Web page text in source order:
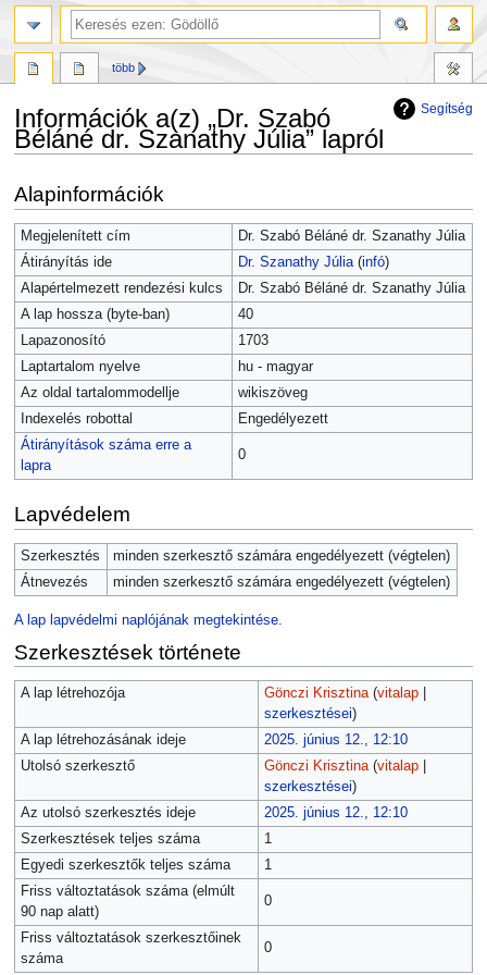
Segítség
Információk a(z) „Dr. Szabó
Béláné dr. Szanathy Júlia” lapról
a
navigációhoz
a
kereséshez
Alapinformációk
Megjelenített cím
Dr. Szabó Béláné dr. Szanathy Júlia
Átirányítás ide
Dr. Szanathy Júlia(infó)
Alapértelmezett rendezési kulcs
Dr. Szabó Béláné dr. Szanathy Júlia
A lap hossza (byte-ban)
40
Lapazonosító
1703
Laptartalom nyelve
hu - magyar
Az oldal tartalommodellje
wikiszöveg
Indexelés robottal
Engedélyezett
Átirányítások száma erre a
lapra
0
Lapvédelem
Szerkesztés
minden szerkesztő számára engedélyezett (végtelen)
Átnevezés
minden szerkesztő számára engedélyezett (végtelen)
A lap lapvédelmi naplójának megtekintése.
Szerkesztések története
A lap létrehozója Gönczi Krisztina (vitalap|
szerkesztései)
A lap létrehozásának ideje
2025. június 12., 12:10
Utolsó szerkesztő
Gönczi Krisztina (vitalap|
szerkesztései)
Az utolsó szerkesztés ideje
2025. június 12., 12:10
Szerkesztések teljes száma
1
Egyedi szerkesztők teljes száma
1
Friss változtatások száma (elmúlt
90 nap alatt)
0
Friss változtatások szerkesztőinek
száma
0
több